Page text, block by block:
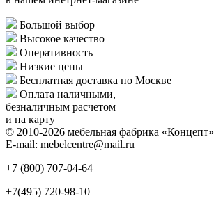
Большой выбор
Высокое качество
Оперативность
Низкие цены
Бесплатная доставка по Москве
Оплата наличными,
безналичным расчетом
и на карту
© 2010-2026 мебельная фабрика «Концепт»
E-mail: mebelcentre@mail.ru
+7 (800) 707-04-64
+7(495) 720-98-10